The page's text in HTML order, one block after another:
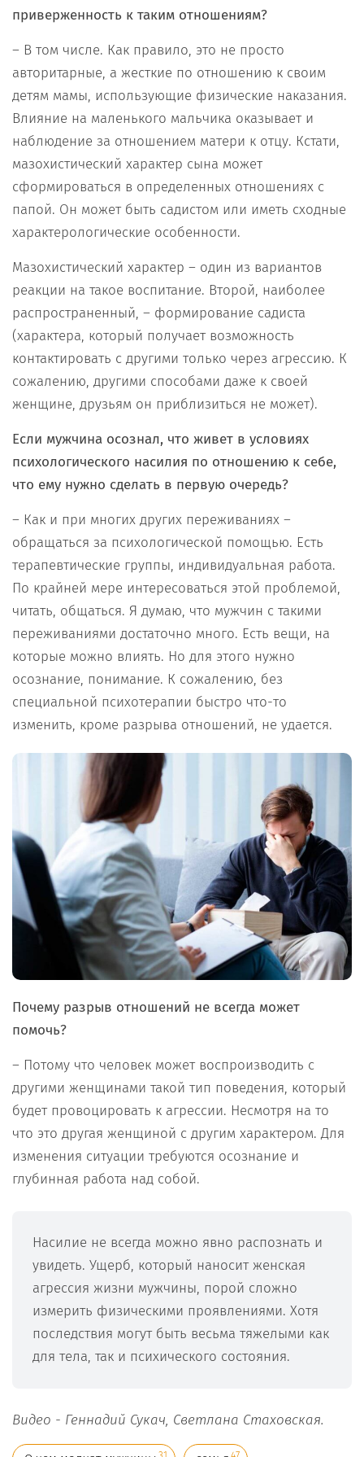
приверженность к таким отношениям?
– В том числе. Как правило, это не просто
авторитарные, а жесткие по отношению к своим
детям мамы, использующие физические наказания.
Влияние на маленького мальчика оказывает и
наблюдение за отношением матери к отцу. Кстати,
мазохистический характер сына может
сформироваться в определенных отношениях с
папой. Он может быть садистом или иметь сходные
характерологические особенности.
Мазохистический характер – один из вариантов
реакции на такое воспитание. Второй, наиболее
распространенный, – формирование садиста
(характера, который получает возможность
контактировать с другими только через агрессию. К
сожалению, другими способами даже к своей
женщине, друзьям он приблизиться не может).
Если мужчина осознал, что живет в условиях
психологического насилия по отношению к себе,
что ему нужно сделать в первую очередь?
– Как и при многих других переживаниях –
обращаться за психологической помощью. Есть
терапевтические группы, индивидуальная работа.
По крайней мере интересоваться этой проблемой,
читать, общаться. Я думаю, что мужчин с такими
переживаниями достаточно много. Есть вещи, на
которые можно влиять. Но для этого нужно
осознание, понимание. К сожалению, без
специальной психотерапии быстро что-то
изменить, кроме разрыва отношений, не удается.
Почему разрыв отношений не всегда может
помочь?
– Потому что человек может воспроизводить с
другими женщинами такой тип поведения, который
будет провоцировать к агрессии. Несмотря на то
что это другая женщиной с другим характером. Для
изменения ситуации требуются осознание и
глубинная работа над собой.
Насилие не всегда можно явно распознать и
увидеть. Ущерб, который наносит женская
агрессия жизни мужчины, порой сложно
измерить физическими проявлениями. Хотя
последствия могут быть весьма тяжелыми как
для тела, так и психического состояния.
Видео - Геннадий Сукач, Светлана Стаховская.